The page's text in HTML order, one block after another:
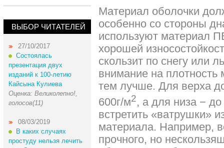
ВЫБОР ЧИТАТЕЛЕЙ
27/10/2017
Состоялась
презентация двух
изданий к 100-летию
Кайсына Кулиева
Оценка: Великолепно!,
голосов(11)
08/03/2019
В каких случаях
простуду нельзя лечить
Материал оболочки
особенно со стороны
используют материал
хорошей
скользит по снегу или
внимание на
тем лучше. Для верха
600г/м2, а для низа − до
встретить «ватрушки»
материала. Например,
прочного, но